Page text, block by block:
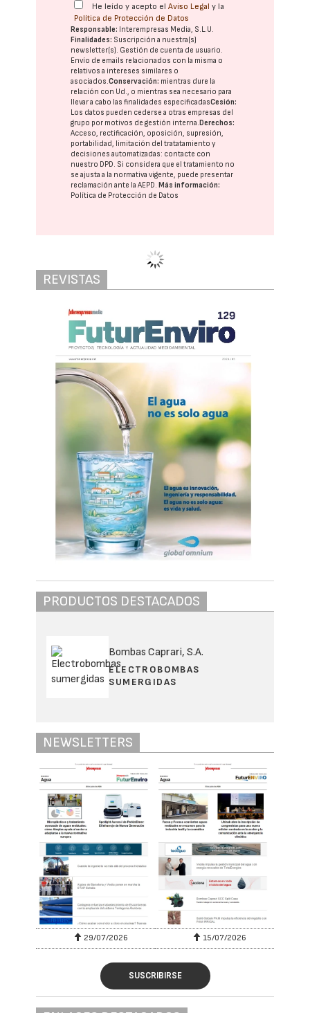
He leído y acepto elAviso Legal y la
Política de Protección de Datos
Responsable: Interempresas Media, S.L.U.
Finalidades: Suscripción a nuestra(s)
newsletter(s). Gestión de cuenta de usuario.
Envío de emails relacionados con la misma o
relativos a intereses similares o
asociados.Conservación: mientras dure la
relación con Ud., o mientras sea necesario para
llevar a cabo las finalidades especificadasCesión:
Los datos pueden cederse a otras empresas del
grupo por motivos de gestión interna.Derechos:
Acceso, rectificación, oposición, supresión,
portabilidad, limitación del tratatamiento y
decisiones automatizadas: contacte con
nuestro DPD. Si considera que el tratamiento no
se ajusta a la normativa vigente, puede presentar
reclamación ante laAEPD.Más información:
Política de Protección de Datos
La compañía firma un acuerdo de
colaboración con la Universidad
Abdelmalek Essaâdi para favorecer el
desarrollo de talento especializado, la
investigación e innovación
Lantania impulsa la
formación y la
investigación en
tecnologías del agua en
Marruecos
Redacción Interempresas 03/08/2026
916
LantaniaAguas y la Universidad Abdelmalek
Essaâdi (UAE) han firmado un acuerdo de
colaboración para promover la formación, la
ámbito de las tecnologías del agua. La
alianza reforzará la cooperación entre la
universidad y la empresa mediante
De izquierda a derecha: Mustapha Diani, decano
de la Facultad de Ciencias y Técnicas de Tánger, y
Antonio Borrero, director de Desarrollo de
Negocio de Lantania Aguas.
El convenio ha sido suscrito por el director
de Desarrollo de Negocio de Lantania Aguas,
Antonio Borrero, y el decano de la Facultad
de Ciencias y Técnicas de Tánger, Mustapha
Diani, en un acto celebrado el 28 de julio en
la sede del centro.
La colaboración contempla el desarrollo de
programas de formación especializada y
seminarios técnicos a través de la Cátedra